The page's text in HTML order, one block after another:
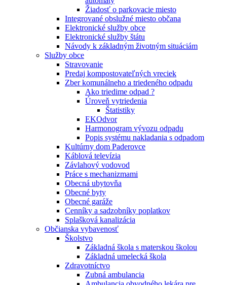
Žiadosť o parkovacie miesto
Integrované obslužné miesto občana
Elektronické služby obce
Elektronické služby štátu
Návody k základným životným situáciám
Služby obce
Stravovanie
Predaj kompostovateľných vreciek
Zber komunálneho a triedeného odpadu
Ako triedime odpad ?
Úroveň vytriedenia
Štatistiky
EKOdvor
Harmonogram vývozu odpadu
Popis systému nakladania s odpadom
Kultúrny dom Paderovce
Káblová televízia
Závlahový vodovod
Práce s mechanizmami
Obecná ubytovňa
Obecné byty
Obecné garáže
Cenníky a sadzobníky poplatkov
Splašková kanalizácia
Občianska vybavenosť
Školstvo
Základná škola s materskou školou
Základná umelecká škola
Zdravotníctvo
Zubná ambulancia